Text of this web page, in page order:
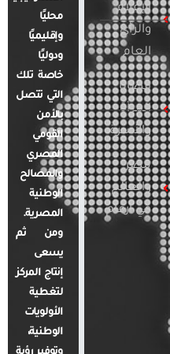
الإعلام
والرأي
العام
قضايا
المرأة
والأسرة
مصر
والعالم
في أرقام
محليًا
وإقليميًا
ودوليًا
خاصة تلك
التي تتصل
بالأمن
القومي
المصري
والمصالح
الوطنية
المصرية.
ومن ثم
يسعى
إنتاج المركز
لتغطية
الأولويات
الوطنية،